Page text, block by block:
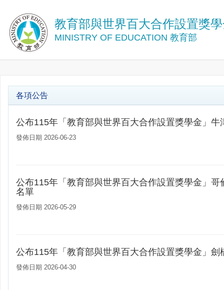
教育部與世界百大合作設置獎
MINISTRY OF EDUCATION 教育部
各項公告
公布115年「教育部與世界百大合作設置獎學金」牛
發佈日期 2026-06-23
公布115年「教育部與世界百大合作設置獎學金」
名單
發佈日期 2026-05-29
公布115年「教育部與世界百大合作設置獎學金」
發佈日期 2026-04-30